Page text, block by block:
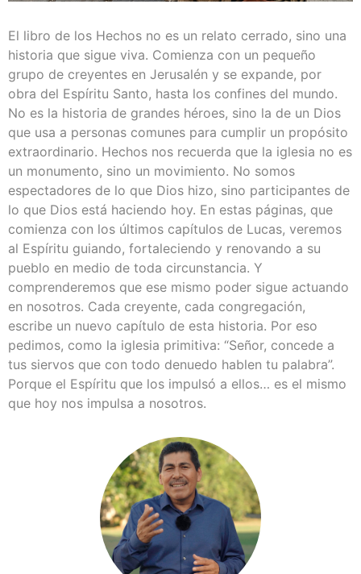
El libro de los Hechos no es un relato cerrado, sino una
historia que sigue viva. Comienza con un pequeño
grupo de creyentes en Jerusalén y se expande, por
obra del Espíritu Santo, hasta los confines del mundo.
No es la historia de grandes héroes, sino la de un Dios
que usa a personas comunes para cumplir un propósito
extraordinario. Hechos nos recuerda que la iglesia no es
un monumento, sino un movimiento. No somos
espectadores de lo que Dios hizo, sino participantes de
lo que Dios está haciendo hoy. En estas páginas, que
comienza con los últimos capítulos de Lucas, veremos
al Espíritu guiando, fortaleciendo y renovando a su
pueblo en medio de toda circunstancia. Y
comprenderemos que ese mismo poder sigue actuando
en nosotros. Cada creyente, cada congregación,
escribe un nuevo capítulo de esta historia. Por eso
pedimos, como la iglesia primitiva: “Señor, concede a
tus siervos que con todo denuedo hablen tu palabra”.
Porque el Espíritu que los impulsó a ellos… es el mismo
que hoy nos impulsa a nosotros.